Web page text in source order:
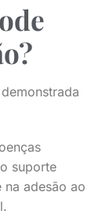
suporte
adesão ao